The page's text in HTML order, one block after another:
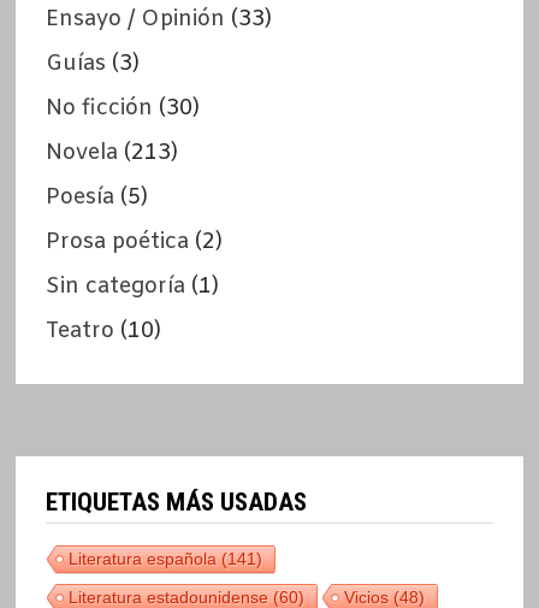
Ensayo / Opinión (33)
Guías (3)
No ficción (30)
Novela (213)
Poesía (5)
Prosa poética (2)
Sin categoría (1)
Teatro (10)
ETIQUETAS MÁS USADAS
Literatura española(141)
Literatura estadounidense(60) Vicios(48)